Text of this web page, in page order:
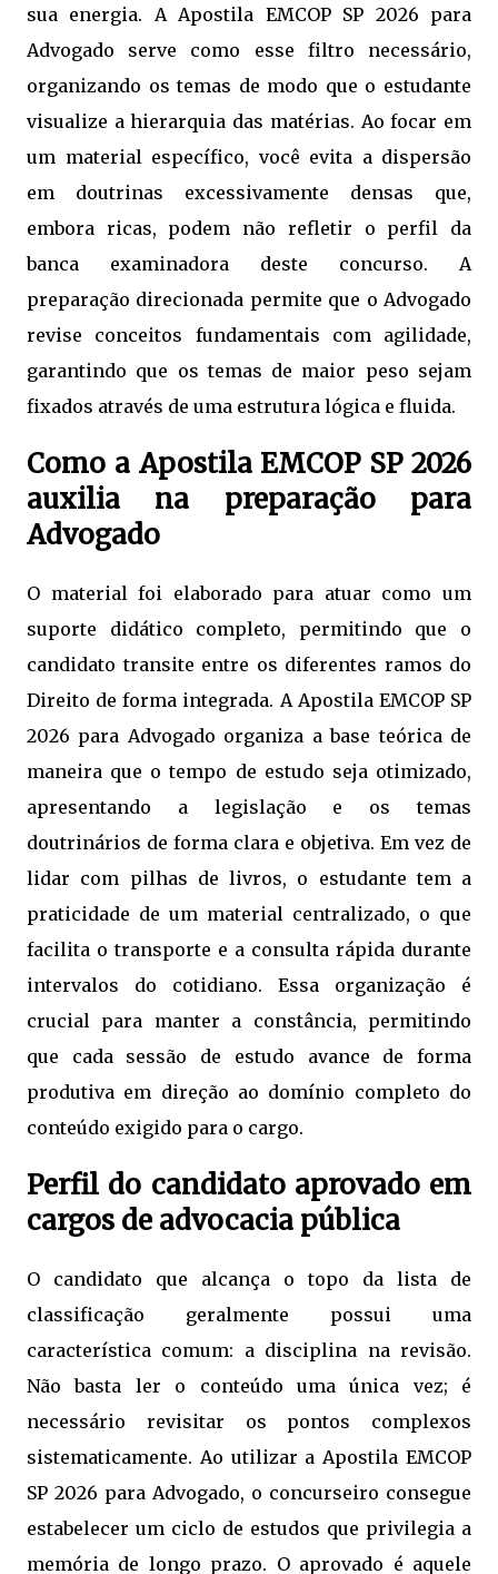
sua energia. A Apostila EMCOP SP 2026 para
Advogado serve como esse filtro necessário,
organizando os temas de modo que o estudante
visualize a hierarquia das matérias. Ao focar em
um material específico, você evita a dispersão
em doutrinas excessivamente densas que,
embora ricas, podem não refletir o perfil da
banca examinadora deste concurso. A
preparação direcionada permite que o Advogado
revise conceitos fundamentais com agilidade,
garantindo que os temas de maior peso sejam
fixados através de uma estrutura lógica e fluida.
Como a Apostila EMCOP SP 2026
auxilia na preparação para
Advogado
O material foi elaborado para atuar como um
suporte didático completo, permitindo que o
candidato transite entre os diferentes ramos do
Direito de forma integrada. A Apostila EMCOP SP
2026 para Advogado organiza a base teórica de
maneira que o tempo de estudo seja otimizado,
apresentando a legislação e os temas
doutrinários de forma clara e objetiva. Em vez de
lidar com pilhas de livros, o estudante tem a
praticidade de um material centralizado, o que
facilita o transporte e a consulta rápida durante
intervalos do cotidiano. Essa organização é
crucial para manter a constância, permitindo
que cada sessão de estudo avance de forma
produtiva em direção ao domínio completo do
conteúdo exigido para o cargo.
Perfil do candidato aprovado em
cargos de advocacia pública
O candidato que alcança o topo da lista de
classificação geralmente possui uma
característica comum: a disciplina na revisão.
Não basta ler o conteúdo uma única vez; é
necessário revisitar os pontos complexos
sistematicamente. Ao utilizar a Apostila EMCOP
SP 2026 para Advogado, o concurseiro consegue
estabelecer um ciclo de estudos que privilegia a
memória de longo prazo. O aprovado é aquele